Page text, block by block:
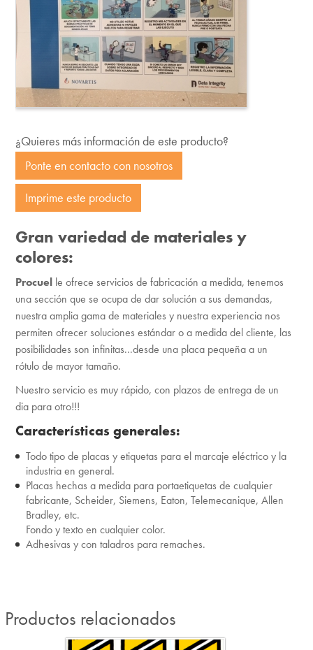
¿Quieres más información de este producto?
Ponte en contacto con nosotros
Imprime este producto
Gran variedad de materiales y
colores:
Procuel le ofrece servicios de fabricación a medida, tenemos
una sección que se ocupa de dar solución a sus demandas,
nuestra amplia gama de materiales y nuestra experiencia nos
permiten ofrecer soluciones estándar o a medida del cliente, las
posibilidades son infinitas...desde una placa pequeña a un
rótulo de mayor tamaño.
Nuestro servicio es muy rápido, con plazos de entrega de un
dia para otro!!!
Características generales:
Todo tipo de placas y etiquetas para el marcaje eléctrico y la
industria en general.
Placas hechas a medida para portaetiquetas de cualquier
fabricante, Scheider, Siemens, Eaton, Telemecanique, Allen
Bradley, etc.
Fondo y texto en cualquier color.
Adhesivas y con taladros para remaches.
Productos relacionados